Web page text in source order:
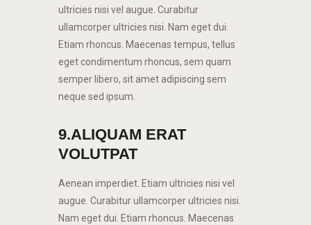
ultricies nisi vel augue. Curabitur
ullamcorper ultricies nisi. Nam eget dui.
Etiam rhoncus. Maecenas tempus, tellus
eget condimentum rhoncus, sem quam
semper libero, sit amet adipiscing sem
neque sed ipsum.
9.ALIQUAM ERAT
VOLUTPAT
Aenean imperdiet. Etiam ultricies nisi vel
augue. Curabitur ullamcorper ultricies nisi.
Nam eget dui. Etiam rhoncus. Maecenas